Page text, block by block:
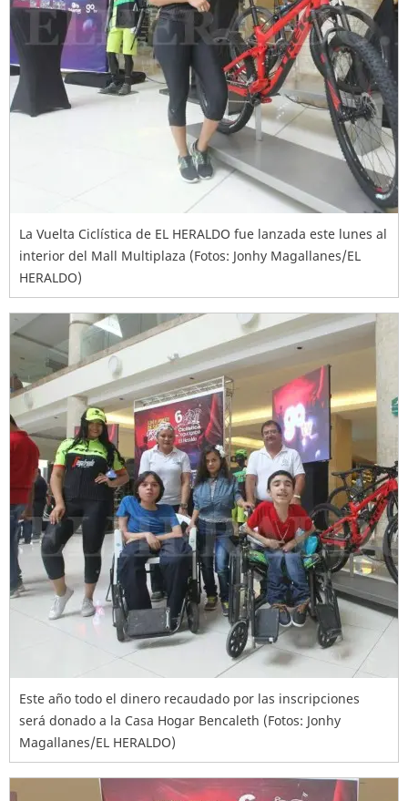
La Vuelta Ciclística de EL HERALDO fue lanzada este lunes al
interior del Mall Multiplaza (Fotos: Jonhy Magallanes/EL
HERALDO)
Este año todo el dinero recaudado por las inscripciones
será donado a la Casa Hogar Bencaleth (Fotos: Jonhy
Magallanes/EL HERALDO)